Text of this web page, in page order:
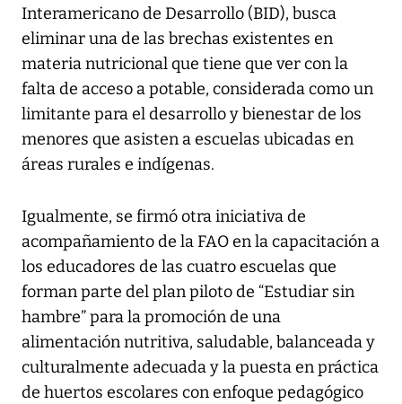
Interamericano de Desarrollo (BID), busca
eliminar una de las brechas existentes en
materia nutricional que tiene que ver con la
falta de acceso a potable, considerada como un
limitante para el desarrollo y bienestar de los
menores que asisten a escuelas ubicadas en
áreas rurales e indígenas.
Igualmente, se firmó otra iniciativa de
acompañamiento de la FAO en la capacitación a
los educadores de las cuatro escuelas que
forman parte del plan piloto de “Estudiar sin
hambre” para la promoción de una
alimentación nutritiva, saludable, balanceada y
culturalmente adecuada y la puesta en práctica
de huertos escolares con enfoque pedagógico